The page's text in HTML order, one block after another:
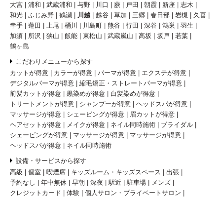
大宮
浦和 武蔵浦和 与野 川口 蕨 戸田 朝霞 新座
志木
和光
ふじみ野 鶴瀬 川越 越谷 草加 三郷 春日部 岩槻
久喜
幸手
蓮田 上尾 桶川 川島町 熊谷 行田 深谷 鴻巣
羽生
加須
所沢 狭山 飯能 東松山 武蔵嵐山 高坂 坂戸
若葉
鶴ヶ島
こだわりメニューから探す
カットが得意
カラーが得意 パーマが得意
エクステが得意
デジタルパーマが得意
縮毛矯正・ストレートパーマが得意
前髪カットが得意
黒染めが得意
白髪染めが得意
トリートメントが得意
シャンプーが得意
ヘッドスパが得意
マッサージが得意
シェービングが得意
眉カットが得意
ヘアセットが得意
メイクが得意 ネイル同時施術
ブライダル
シェービングが得意
マッサージが得意
マッサージが得意
ヘッドスパが得意
ネイル同時施術
設備・サービスから探す
高級
個室 喫煙席 キッズルーム・キッズスペース
出張
予約なし
年中無休 早朝 深夜 駅近 駐車場
メンズ
クレジットカード
体験
個人サロン・プライベートサロン